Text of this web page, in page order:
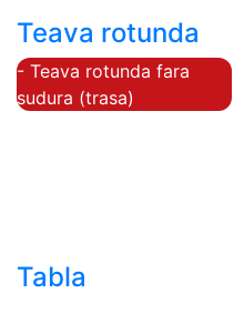
Teava rotunda
- Teava rotunda fara
sudura (trasa)
Tabla